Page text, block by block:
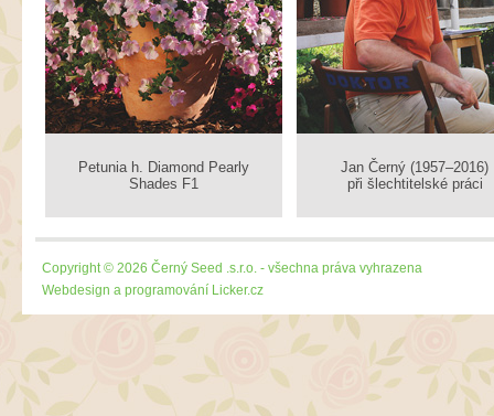
Petunia h. Diamond Pearly
Shades F1
Jan Černý (1957–2016)
při šlechtitelské práci
Copyright © 2026 Černý Seed .s.r.o. - všechna práva vyhrazena
Webdesign a programování Licker.cz